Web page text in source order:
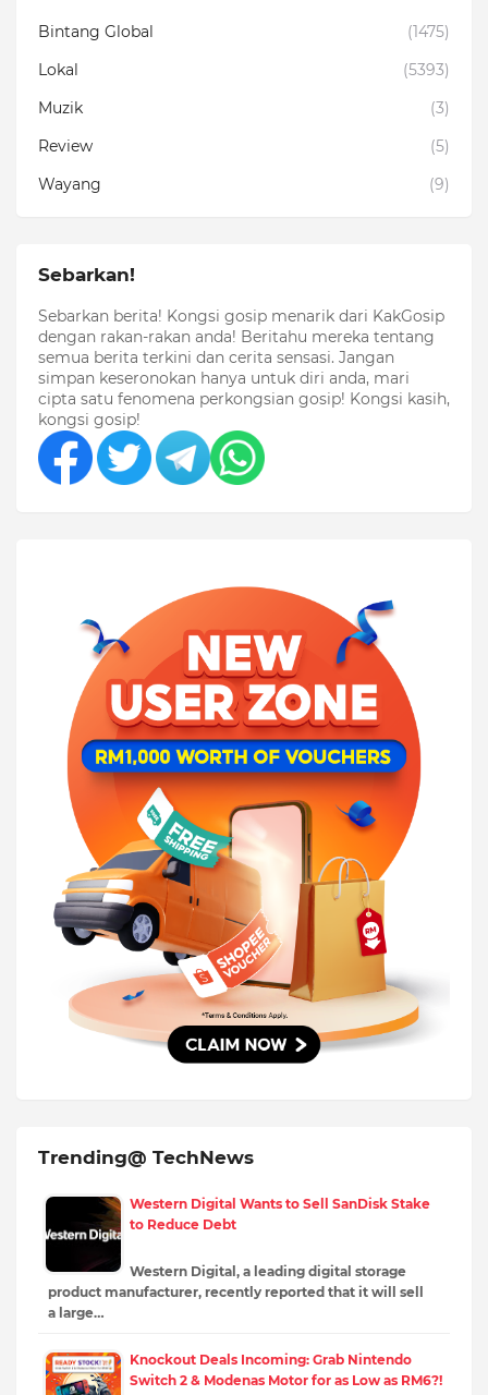
Bintang Global
(1475)
Lokal
(5393)
Muzik
(3)
Review
(5)
Wayang
(9)
Sebarkan!
Sebarkan berita! Kongsi gosip menarik dari KakGosip
dengan rakan-rakan anda! Beritahu mereka tentang
semua berita terkini dan cerita sensasi. Jangan
simpan keseronokan hanya untuk diri anda, mari
cipta satu fenomena perkongsian gosip! Kongsi kasih,
kongsi gosip!
Trending@ TechNews
Western Digital Wants to Sell SanDisk Stake
to Reduce Debt
Western Digital, a leading digital storage
product manufacturer, recently reported that it will sell
a large…
Knockout Deals Incoming: Grab Nintendo
Switch 2 & Modenas Motor for as Low as RM6?!